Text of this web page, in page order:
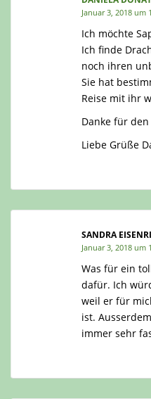
Januar 3, 2018 um
Ich möchte
Ich finde
noch ihren
Sie hat
Reise mit ihr
Danke für
Liebe Grüße
SANDRA
Januar 3, 2018 um
Was für ein
dafür. Ich
weil er für
ist.
immer sehr